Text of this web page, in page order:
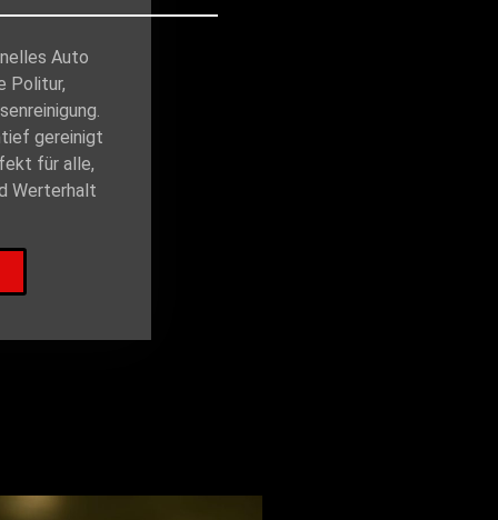
Auto
Politur,
gereinigt
für alle,
Werterhalt